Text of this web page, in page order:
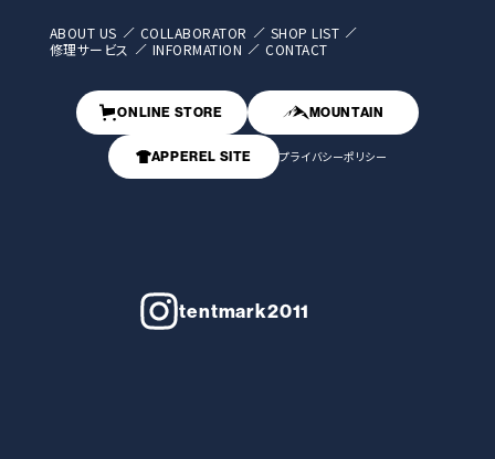
ABOUT US COLLABORATOR
SHOP LIST
修理サービス
INFORMATION CONTACT
ONLINE STORE MOUNTAIN
APPEREL SITE プライバシーポリシー
tentmark2011